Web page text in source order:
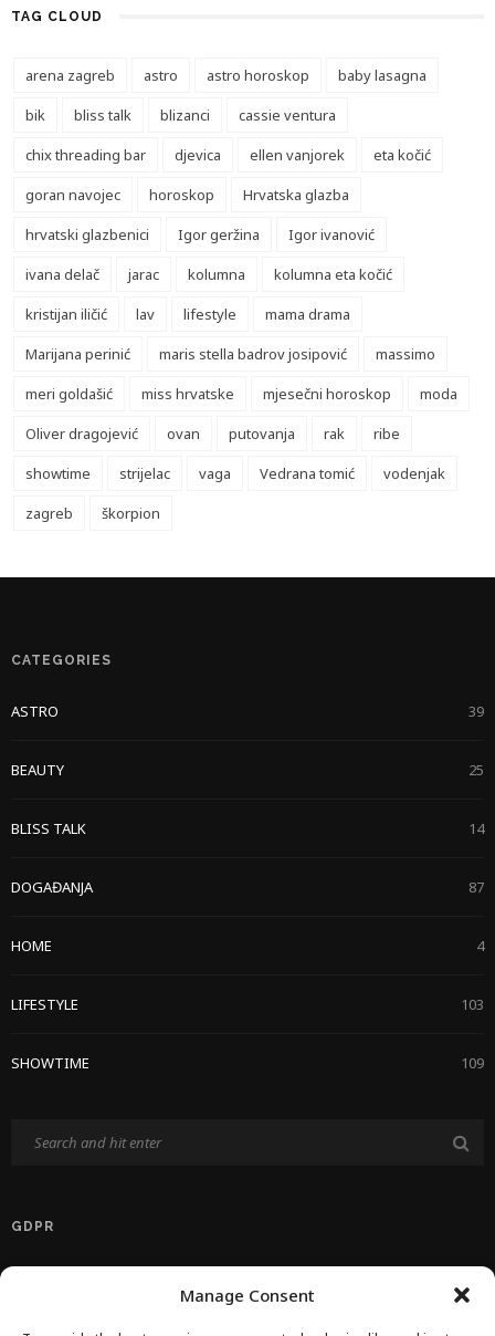
Manage Consent
TAG CLOUD
arena zagreb astro astro horoskop
baby lasagna
bik
bliss talk blizanci
cassie ventura
chix threading bar
djevica ellen vanjorek
eta kočić
goran navojec
horoskop
Hrvatska glazba
hrvatski glazbenici
Igor geržina
Igor ivanović
ivana delač
jarac kolumna
kolumna eta kočić
kristijan iličić
lav lifestyle
mama drama
Marijana perinić
maris stella badrov josipović
massimo
meri goldašić
miss hrvatske mjesečni horoskop
moda
Oliver dragojević
ovan putovanja rak
ribe
showtime
strijelac vaga Vedrana tomić
vodenjak
zagreb
škorpion
CATEGORIES
ASTRO 39
BEAUTY 25
BLISS TALK 14
DOGAĐANJA 87
HOME 4
LIFESTYLE 103
SHOWTIME 109
GDPR